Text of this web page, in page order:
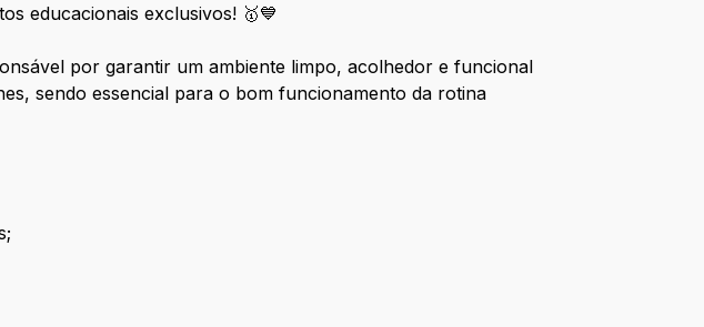
educacionais exclusivos! 🥇💙
por garantir um ambiente limpo, acolhedor e funcional
sendo essencial para o bom funcionamento da rotina